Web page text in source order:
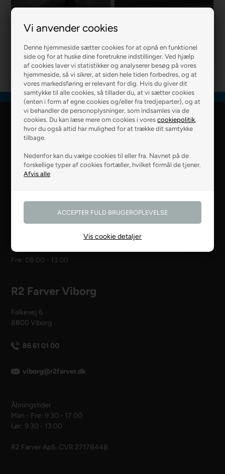
Vi anvender cookies
Denne hjemmeside sætter cookies for at opnå en funktionel
side og for at huske dine foretrukne indstillinger. Ved hjælp
af cookies laver vi statistikker og analyserer besøg på vores
hjemmeside, så vi sikrer, at siden hele tiden forbedres, og at
vores markedsføring er relevant for dig. Hvis du giver dit
samtykke til alle cookies, så tillader du, at vi sætter cookies
(enten i form af egne cookies og/eller fra tredjeparter), og at
vi behandler de personoplysninger, som indsamles via de
cookies. Du kan læse mere om cookies i vorescookiepolitik,
hvor du også altid har mulighed for at trække dit samtykke
tilbage.
Nedenfor kan du vælge cookies til eller fra. Navnet på de
forskellige typer af cookies fortæller, hvilket formål de tjener.
Vis cookie detaljer
R2 MURER
R2 Farver Webshop
8800 Viborg
28 99 50 14
webshop@r2.dk
Man - tors: 08.00 - 16.00
Fre: 08.00 - 13.00
R2 Farver Viborg
Falkevej 6
8800 Viborg
86 61 01 00
viborg@r2farver.dk
Åbningstider
Man - Fre: 9.30 - 17.00
Lør: 9.30 - 13.00
R2 Farver ApS. CVR 27178448